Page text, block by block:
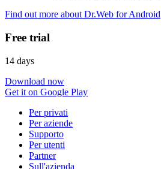
Find out more about Dr.Web for Android
Free trial
14 days
Download now
Get it on Google Play
Per privati
Per aziende
Supporto
Per utenti
Partner
Sull'azienda